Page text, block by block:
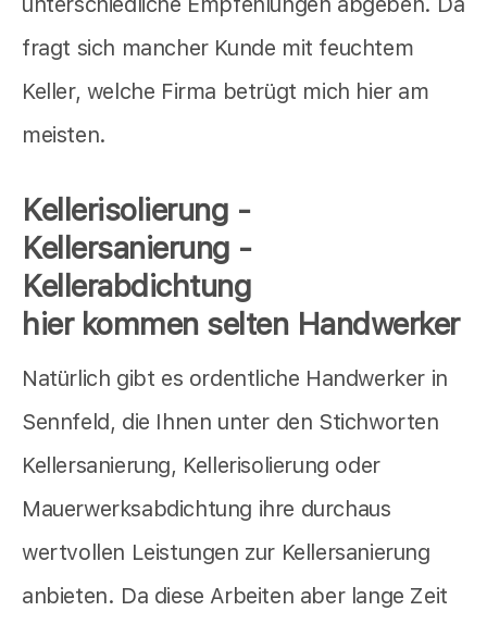
fragt sich mancher Kunde mit feuchtem
Keller, welche Firma betrügt mich hier am
meisten.
Kellerisolierung -
Kellersanierung -
Kellerabdichtung
hier kommen selten Handwerker
Natürlich gibt es ordentliche Handwerker in
Sennfeld, die Ihnen unter den Stichworten
Kellersanierung, Kellerisolierung oder
Mauerwerksabdichtung ihre durchaus
wertvollen Leistungen zur Kellersanierung
anbieten. Da diese Arbeiten aber lange Zeit